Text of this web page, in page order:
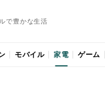
で豊かな生活
モバイル 家電 ゲーム